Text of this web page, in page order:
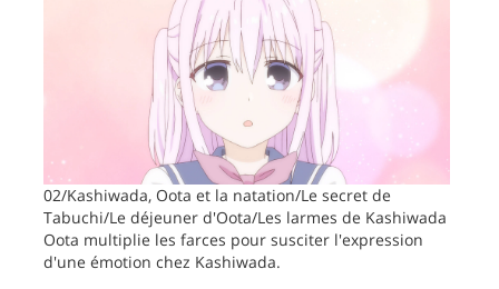
02/Kashiwada, Oota et la natation/Le secret de
Tabuchi/Le déjeuner d'Oota/Les larmes de Kashiwada
Oota multiplie les farces pour susciter l'expression
d'une émotion chez Kashiwada.